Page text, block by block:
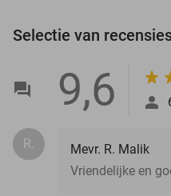
Selectie van
9,6
R.
Mevr. R. Malik
Vriendelijke en